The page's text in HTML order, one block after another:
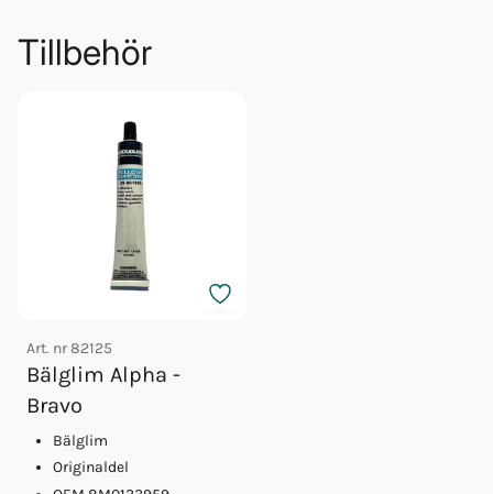
Tillbehör
Art. nr82125
Bälglim Alpha -
Bravo
Bälglim
Originaldel